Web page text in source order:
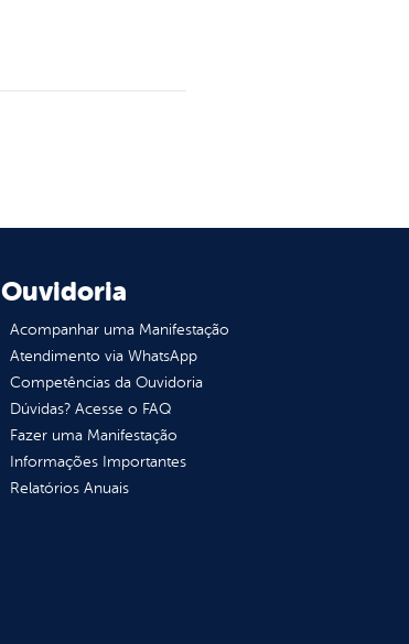
Ouvidoria
Acompanhar uma Manifestação
Atendimento via WhatsApp
Competências da Ouvidoria
Dúvidas? Acesse o FAQ
Fazer uma Manifestação
Informações Importantes
Relatórios Anuais